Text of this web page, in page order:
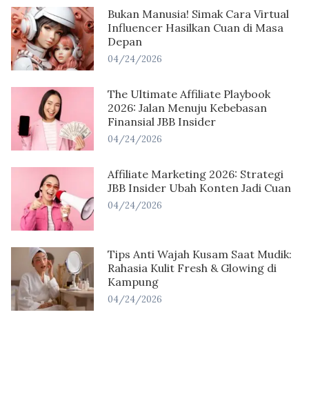
Bukan Manusia! Simak Cara Virtual
Influencer Hasilkan Cuan di Masa
Depan
04/24/2026
The Ultimate Affiliate Playbook
2026: Jalan Menuju Kebebasan
Finansial JBB Insider
04/24/2026
Affiliate Marketing 2026: Strategi
JBB Insider Ubah Konten Jadi Cuan
04/24/2026
Tips Anti Wajah Kusam Saat Mudik:
Rahasia Kulit Fresh & Glowing di
Kampung
04/24/2026